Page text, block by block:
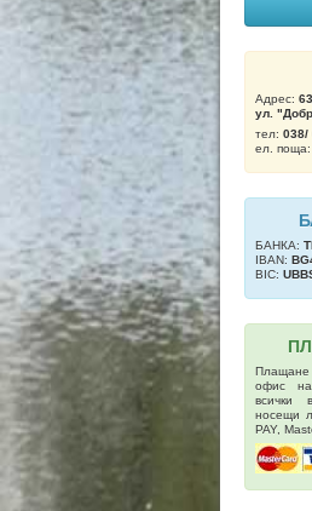
Адрес:
ул.
тел: 038/
ел. поща:
БАНКА:
IBAN:
BIC:
офис на
всички
носещи
PAY,